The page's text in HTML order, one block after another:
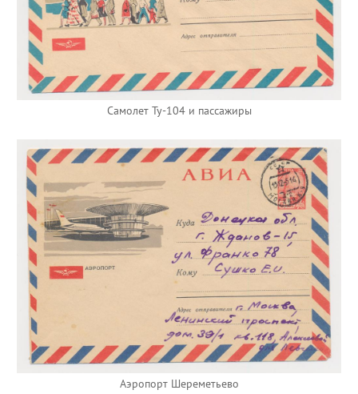
Самолет Ту-104 и пассажиры
Аэропорт Шереметьево